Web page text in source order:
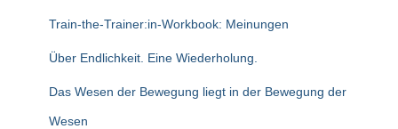
Train-the-Trainer:in-Workbook: Meinungen
Über Endlichkeit. Eine Wiederholung.
Das Wesen der Bewegung liegt in der Bewegung der
Wesen